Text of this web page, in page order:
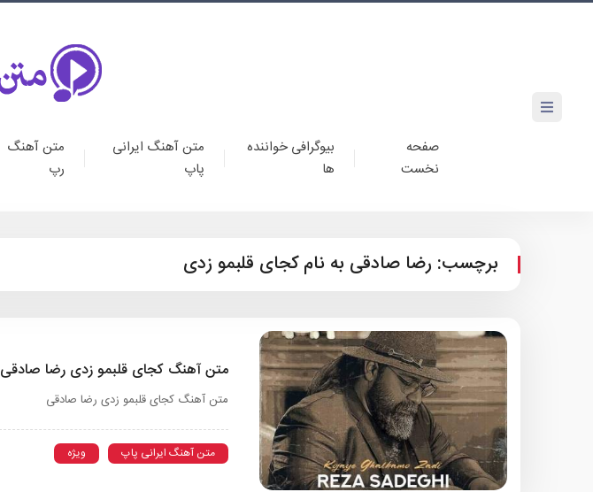
صفحه
نخست
بیوگرافی خواننده
ها
متن آهنگ ایرانی
پاپ
متن آهنگ
رپ
برچسب: رضا صادقی به نام کجای قلبمو زدی
متن آهنگ کجای قلبمو زدی رضا صادقی
متن آهنگ کجای قلبمو زدی رضا صادقی
متن آهنگ ایرانی پاپ ویژه